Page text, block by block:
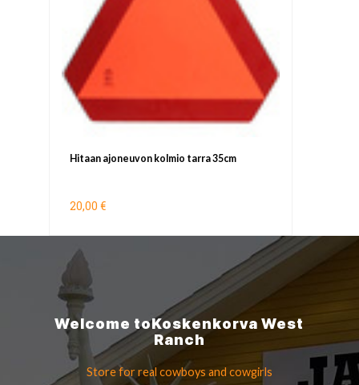
Hitaan ajoneuvon kolmio tarra 35cm
20,00 €
Welcome toKoskenkorvaWest
Ranch
Store for real cowboys and cowgirls